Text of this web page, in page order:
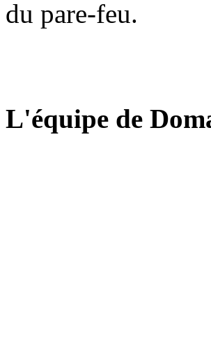
du pare-feu.
L'équipe de